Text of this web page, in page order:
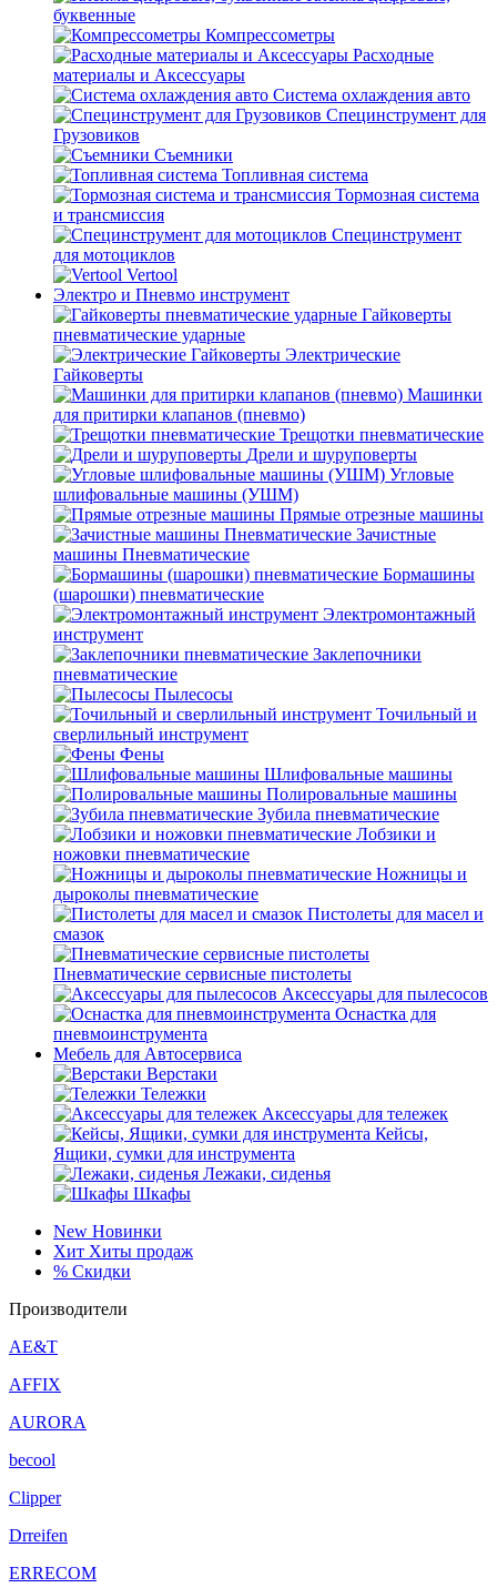
буквенные
Компрессометры
Расходные
материалы и Аксессуары
Система охлаждения авто
Специнструмент для
Грузовиков
Съемники
Топливная система
Тормозная система
и трансмиссия
Специнструмент
для мотоциклов
Vertool
Электро и Пневмо инструмент
Гайковерты
пневматические ударные
Электрические
Гайковерты
Машинки
для притирки клапанов (пневмо)
Трещотки пневматические
Дрели и шуруповерты
Угловые
шлифовальные машины (УШМ)
Прямые отрезные машины
Зачистные
машины Пневматические
Бормашины
(шарошки) пневматические
Электромонтажный
инструмент
Заклепочники
пневматические
Пылесосы
Точильный и
сверлильный инструмент
Фены
Шлифовальные машины
Полировальные машины
Зубила пневматические
Лобзики и
ножовки пневматические
Ножницы и
дыроколы пневматические
Пистолеты для масел и
смазок
Пневматические сервисные пистолеты
Аксессуары для пылесосов
Оснастка для
пневмоинструмента
Мебель для Автосервиса
Верстаки
Тележки
Аксессуары для тележек
Кейсы,
Ящики, сумки для инструмента
Лежаки, сиденья
Шкафы
New Новинки
Хит Хиты продаж
% Скидки
Производители
AE&T
AFFIX
AURORA
becool
Clipper
Drreifen
ERRECOM